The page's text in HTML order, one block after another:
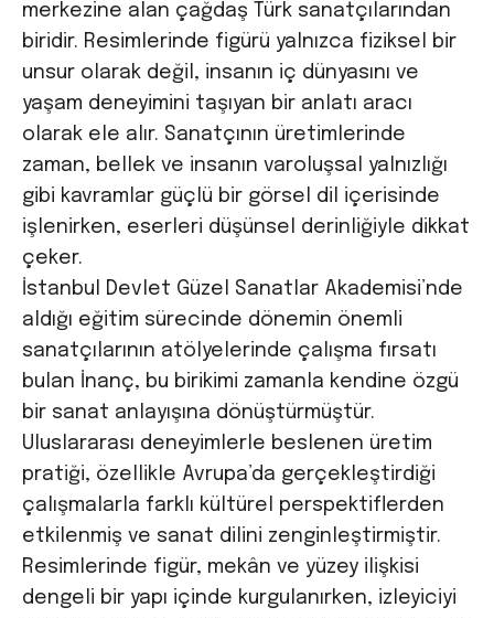
merkezine alan çağdaş Türk sanatçılarından
biridir. Resimlerinde figürü yalnızca fiziksel bir
unsur olarak değil, insanın iç dünyasını ve
yaşam deneyimini taşıyan bir anlatı aracı
olarak ele alır. Sanatçının üretimlerinde
zaman, bellek ve insanın varoluşsal yalnızlığı
gibi kavramlar güçlü bir görsel dil içerisinde
işlenirken, eserleri düşünsel derinliğiyle dikkat
çeker.
İstanbul Devlet Güzel Sanatlar Akademisi’nde
aldığı eğitim sürecinde dönemin önemli
sanatçılarının atölyelerinde çalışma fırsatı
bulan İnanç, bu birikimi zamanla kendine özgü
bir sanat anlayışına dönüştürmüştür.
Uluslararası deneyimlerle beslenen üretim
pratiği, özellikle Avrupa’da gerçekleştirdiği
çalışmalarla farklı kültürel perspektiflerden
etkilenmiş ve sanat dilini zenginleştirmiştir.
Resimlerinde figür, mekân ve yüzey ilişkisi
dengeli bir yapı içinde kurgulanırken, izleyiciyi